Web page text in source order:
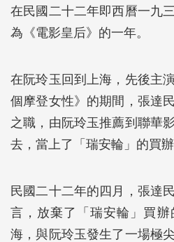
在民國二十二年即西曆一九
為《電影皇后》的一年。
在阮玲玉回到上海，先後主
個摩登女性》的期間，張達
之職，由阮玲玉推薦到聯華
去，當上了「瑞安輪」的買辦
民國二十二年的四月，張達
言，放棄了「瑞安輪」買
海，與阮玲玉發生了一場極